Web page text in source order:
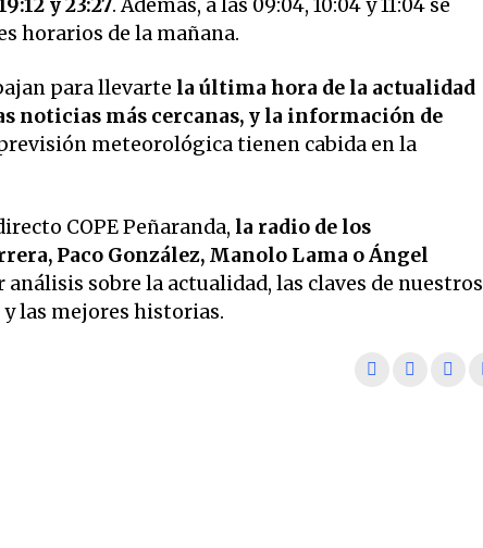
y 23:27. Además, a las 09:04, 10:04 y 11:04 se
horarios de la mañana.
para llevarte la última hora de la actualidad
noticias más cercanas, y la información de
meteorológica tienen cabida en la
COPE Peñaranda, la radio de los
Paco González, Manolo Lama o Ángel
análisis sobre la actualidad, las claves de nuestros
las mejores historias.